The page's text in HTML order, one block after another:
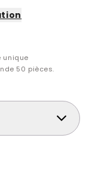
unique
50 pièces.